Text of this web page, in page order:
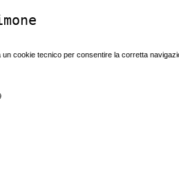
cookie tecnico per consentire la corretta